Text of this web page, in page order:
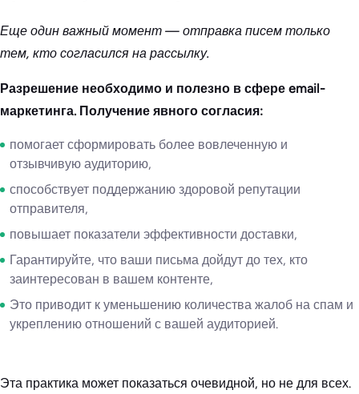
Еще один важный момент — отправка писем только
тем, кто согласился на рассылку.
Разрешение необходимо и полезно в сфере email-
маркетинга. Получение явного согласия:
помогает сформировать более вовлеченную и
отзывчивую аудиторию,
способствует поддержанию здоровой репутации
отправителя,
повышает показатели эффективности доставки,
Гарантируйте, что ваши письма дойдут до тех, кто
заинтересован в вашем контенте,
Это приводит к уменьшению количества жалоб на спам и
укреплению отношений с вашей аудиторией.
Эта практика может показаться очевидной, но не для всех.